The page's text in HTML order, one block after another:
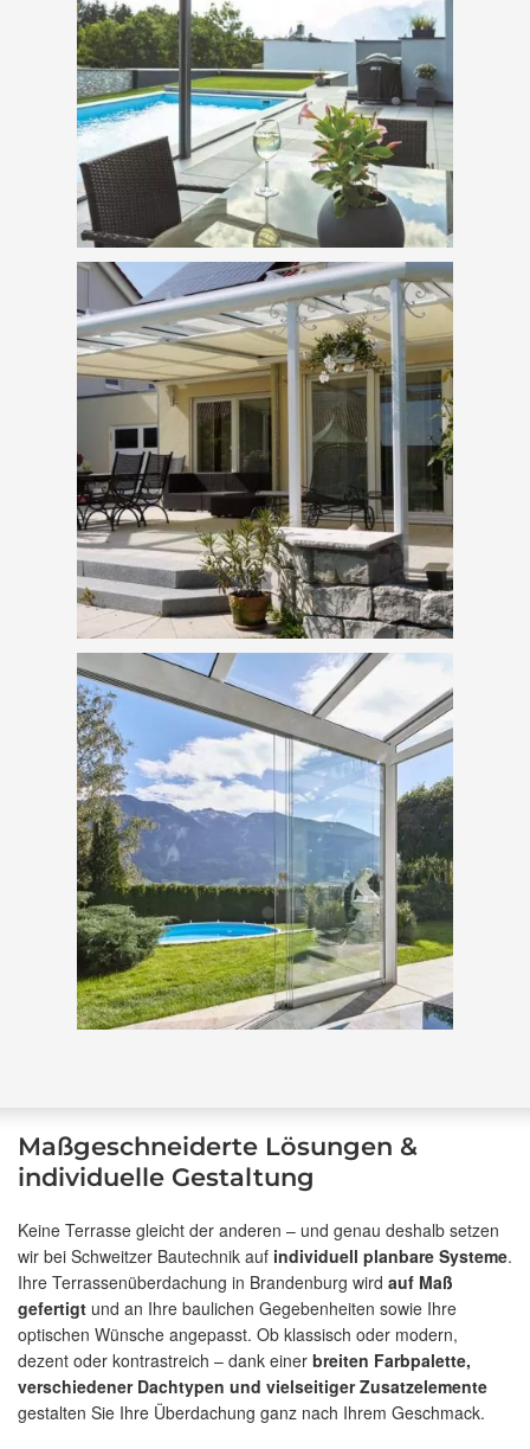
Maßgeschneiderte Lösungen &
individuelle Gestaltung
Keine Terrasse gleicht der anderen – und genau deshalb setzen
wir bei Schweitzer Bautechnik auf individuell planbare Systeme.
Ihre Terrassenüberdachung in Brandenburg wird auf Maß
gefertigt und an Ihre baulichen Gegebenheiten sowie Ihre
optischen Wünsche angepasst. Ob klassisch oder modern,
dezent oder kontrastreich – dank einer breiten Farbpalette,
verschiedener Dachtypen und vielseitiger Zusatzelemente
gestalten Sie Ihre Überdachung ganz nach Ihrem Geschmack.